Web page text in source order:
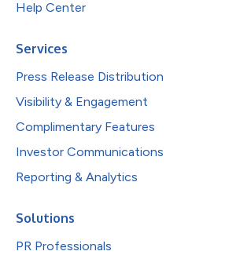
Help Center
Services
Press Release Distribution
Visibility & Engagement
Complimentary Features
Investor Communications
Reporting & Analytics
Solutions
PR Professionals